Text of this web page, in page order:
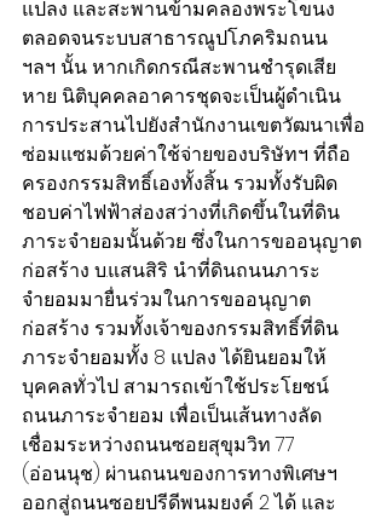
แปลง และสะพานข้ามคลองพระโขนง
ตลอดจนระบบสาธารณูปโภคริมถนน
ฯลฯ นั้น หากเกิดกรณีสะพานชำรุดเสีย
หาย นิติบุคคลอาคารชุดจะเป็นผู้ดำเนิน
การประสานไปยังสำนักงานเขตวัฒนาเพื่อ
ซ่อมแซมด้วยค่าใช้จ่ายของบริษัทฯ ที่ถือ
ครองกรรมสิทธิ์เองทั้งสิ้น รวมทั้งรับผิด
ชอบค่าไฟฟ้าส่องสว่างที่เกิดขึ้นในที่ดิน
ภาระจำยอมนั้นด้วย ซึ่งในการขออนุญาต
ก่อสร้าง บ.แสนสิริ นำที่ดินถนนภาระ
จำยอมมายื่นร่วมในการขออนุญาต
ก่อสร้าง รวมทั้งเจ้าของกรรมสิทธิ์ที่ดิน
ภาระจำยอมทั้ง 8 แปลง ได้ยินยอมให้
บุคคลทั่วไป สามารถเข้าใช้ประโยชน์
ถนนภาระจำยอม เพื่อเป็นเส้นทางลัด
เชื่อมระหว่างถนนซอยสุขุมวิท 77
(อ่อนนุช) ผ่านถนนของการทางพิเศษฯ
ออกสู่ถนนซอยปรีดีพนมยงค์ 2 ได้ และ